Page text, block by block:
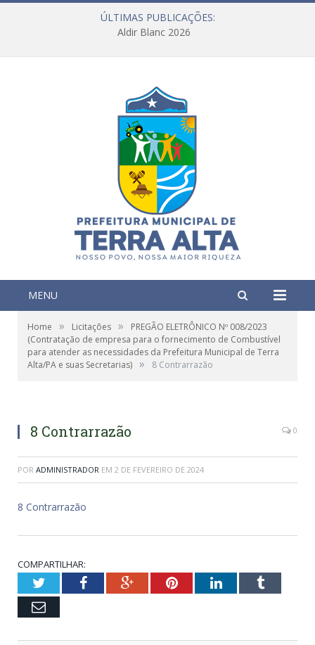
ÚLTIMAS PUBLICAÇÕES:
Aldir Blanc 2026
MENU
Home » Licitações »
PREGÃO ELETRÔNICO Nº 008/2023
(Contratação de empresa para o fornecimento de Combustível
para atender as necessidades da Prefeitura Municipal de Terra
Alta/PA e suas Secretarias) » 8 Contrarrazão
8 Contrarrazão 0
POR ADMINISTRADOR EM 2 DE FEVEREIRO DE 2024
8 Contrarrazão
COMPARTILHAR:
TwitterFacebookGoogle+PinterestLinkedInTumblr
Email